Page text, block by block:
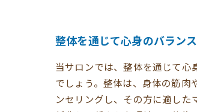
整体を通じて心身のバラン
当サロンでは、整体を通じて
でしょう。整体は、身体の筋肉
ンセリングし、その方に適し